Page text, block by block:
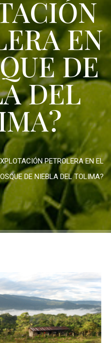
EN
DE
DEL
PETROLERA EN EL
DE NIEBLA DEL TOLIMA?